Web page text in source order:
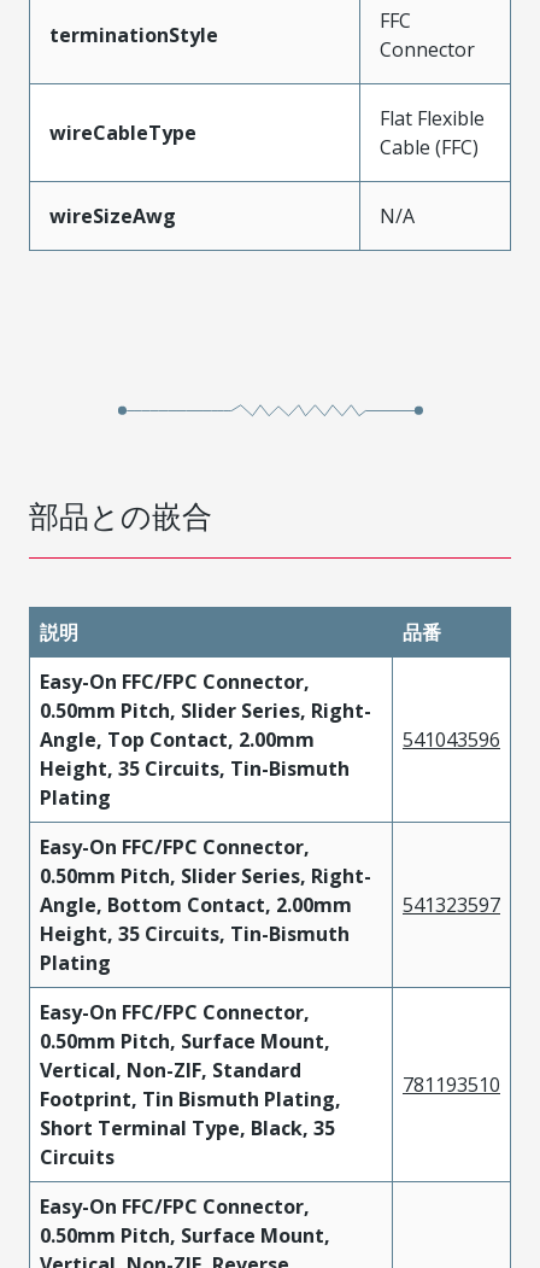
terminationStyle
FFC
Connector
wireCableType
Flat Flexible
Cable (FFC)
wireSizeAwg N/A
部品との嵌合
説明
品番
Easy-On FFC/FPC Connector,
0.50mm Pitch, Slider Series, Right-
Angle, Top Contact, 2.00mm
Height, 35 Circuits, Tin-Bismuth
Plating
541043596
Easy-On FFC/FPC Connector,
0.50mm Pitch, Slider Series, Right-
Angle, Bottom Contact, 2.00mm
Height, 35 Circuits, Tin-Bismuth
Plating
541323597
Easy-On FFC/FPC Connector,
0.50mm Pitch, Surface Mount,
Vertical, Non-ZIF, Standard
Footprint, Tin Bismuth Plating,
Short Terminal Type, Black, 35
Circuits
781193510
Easy-On FFC/FPC Connector,
0.50mm Pitch, Surface Mount,